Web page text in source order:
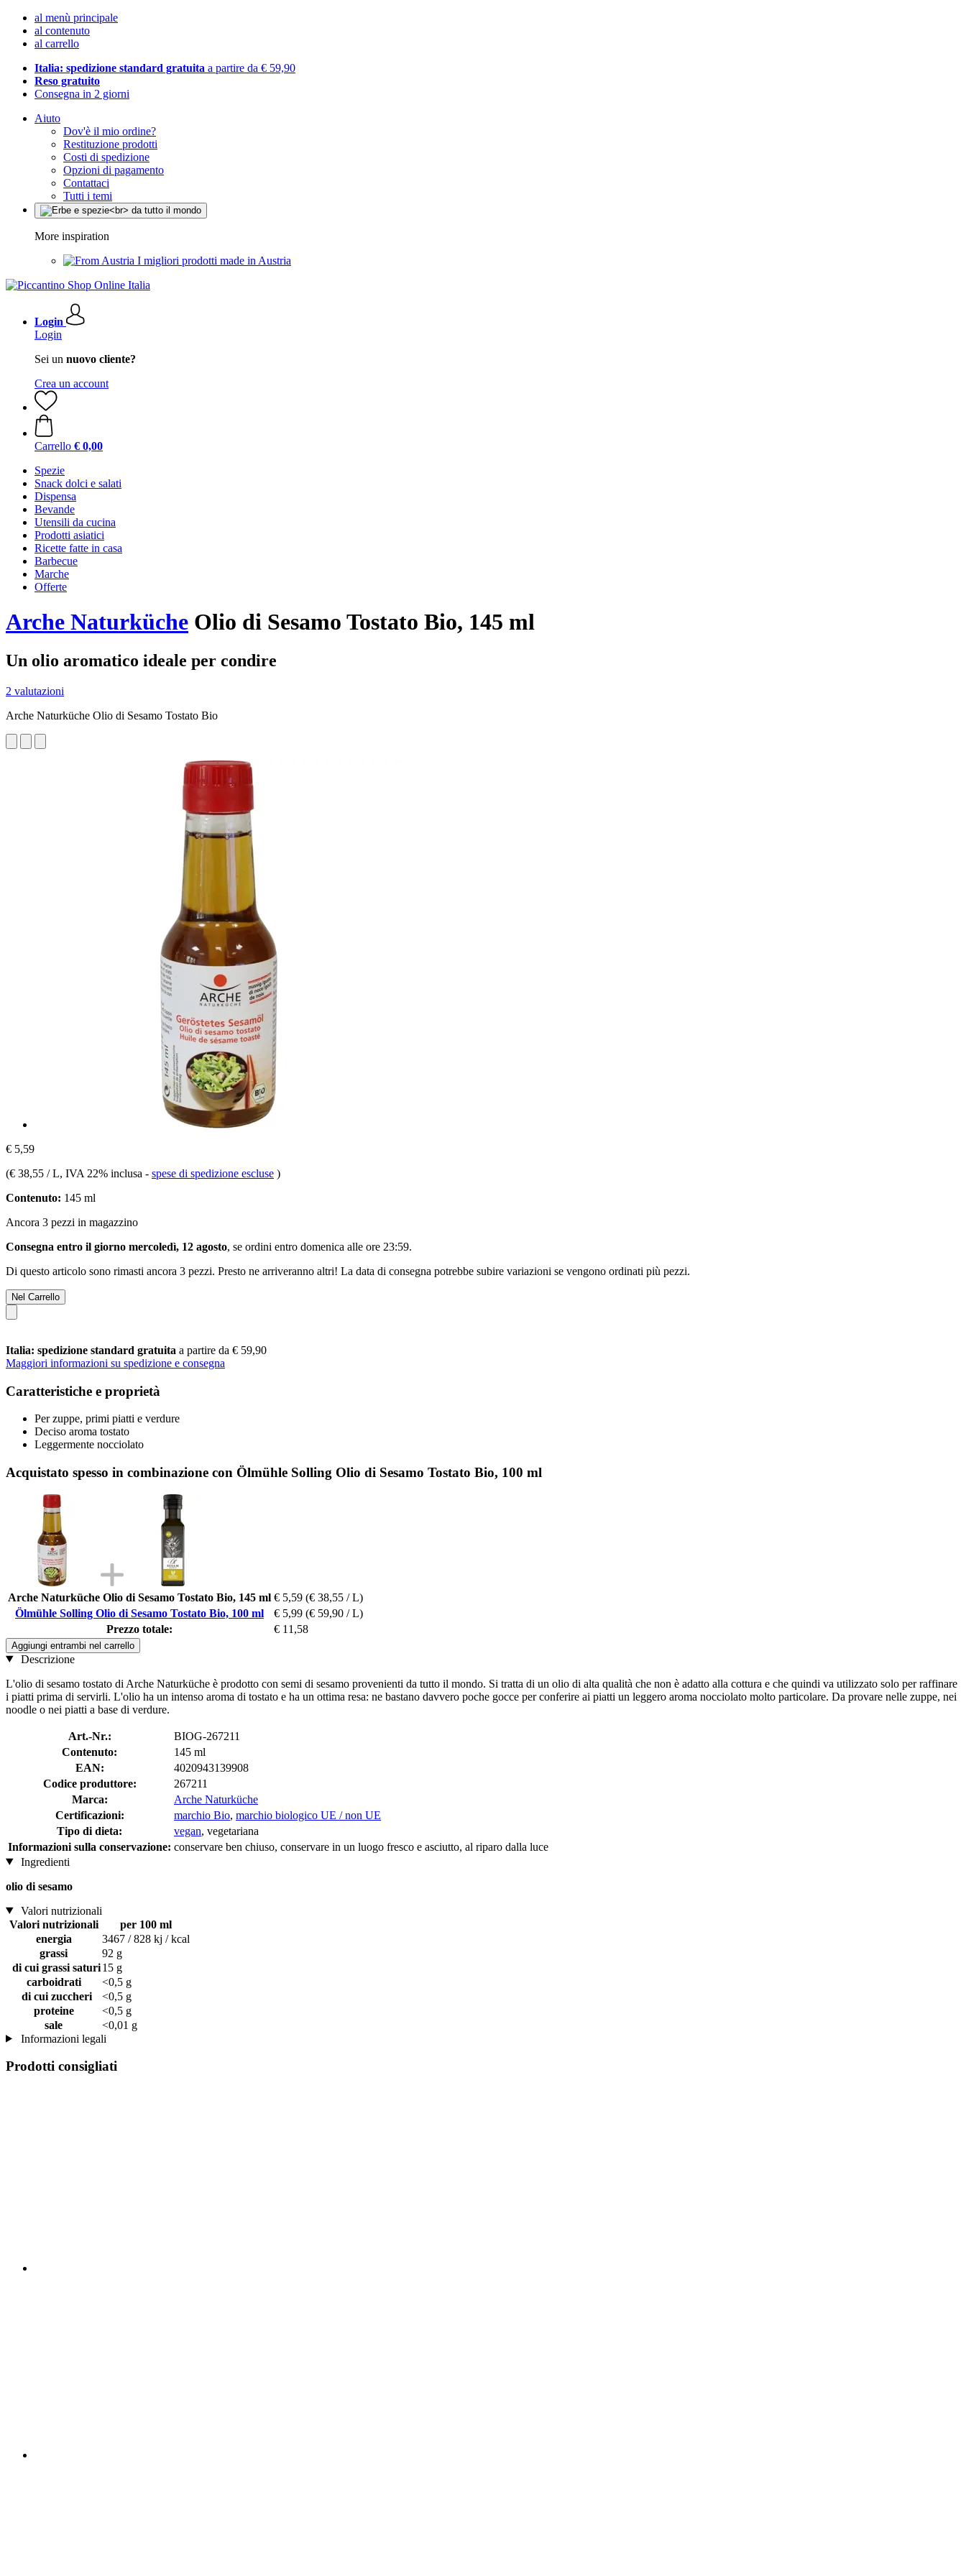
al menù principale
al contenuto
al carrello
Italia: spedizione standard gratuita a partire da € 59,90
Reso gratuito
Consegna in 2 giorni
Aiuto
Dov'è il mio ordine?
Restituzione prodotti
Costi di spedizione
Opzioni di pagamento
Contattaci
Tutti i temi
More inspiration
I migliori prodotti made in Austria
Login
Login
Sei un nuovo cliente?
Crea un account
Carrello € 0,00
Spezie
Snack dolci e salati
Dispensa
Bevande
Utensili da cucina
Prodotti asiatici
Ricette fatte in casa
Barbecue
Marche
Offerte
Arche Naturküche Olio di Sesamo Tostato Bio, 145 ml
Un olio aromatico ideale per condire
2 valutazioni
Arche Naturküche Olio di Sesamo Tostato Bio
€ 5,59
(€ 38,55 / L, IVA 22% inclusa - spese di spedizione escluse )
Contenuto: 145 ml
Ancora 3 pezzi in magazzino
Consegna entro il giorno mercoledì, 12 agosto, se ordini entro domenica alle ore 23:59.
Di questo articolo sono rimasti ancora 3 pezzi. Presto ne arriveranno altri! La data di consegna potrebbe subire variazioni se vengono ordinati più pezzi.
Nel Carrello
Italia: spedizione standard gratuita a partire da € 59,90
Maggiori informazioni su spedizione e consegna
Caratteristiche e proprietà
Per zuppe, primi piatti e verdure
Deciso aroma tostato
Leggermente nocciolato
Acquistato spesso in combinazione con Ölmühle Solling Olio di Sesamo Tostato Bio, 100 ml
Arche Naturküche Olio di Sesamo Tostato Bio, 145 ml € 5,59 (€ 38,55 / L)
Ölmühle Solling Olio di Sesamo Tostato Bio, 100 ml
€ 5,99 (€ 59,90 / L)
Prezzo totale:
€ 11,58
Aggiungi entrambi nel carrello
Descrizione
L'olio di sesamo tostato di Arche Naturküche è prodotto con semi di sesamo provenienti da tutto il mondo. Si tratta di un olio di alta qualità che non è adatto alla cottura e che quindi va utilizzato solo per raffinare
i piatti prima di servirli. L'olio ha un intenso aroma di tostato e ha un ottima resa: ne bastano davvero poche gocce per conferire ai piatti un leggero aroma nocciolato molto particolare. Da provare nelle zuppe, nei
noodle o nei piatti a base di verdure.
Art.-Nr.:
BIOG-267211
Contenuto:
145 ml
EAN:
4020943139908
Codice produttore:
267211
Marca:
Arche Naturküche
Certificazioni:
marchio Bio, marchio biologico UE / non UE
Tipo di dieta:
vegan, vegetariana
Informazioni sulla conservazione: conservare ben chiuso, conservare in un luogo fresco e asciutto, al riparo dalla luce
Ingredienti
olio di sesamo
Valori nutrizionali
Valori nutrizionali
per 100 ml
energia
3467 / 828 kj / kcal
grassi
92 g
di cui grassi saturi15 g
carboidrati
<0,5 g
di cui zuccheri
<0,5 g
proteine
<0,5 g
sale
<0,01 g
Informazioni legali
Prodotti consigliati